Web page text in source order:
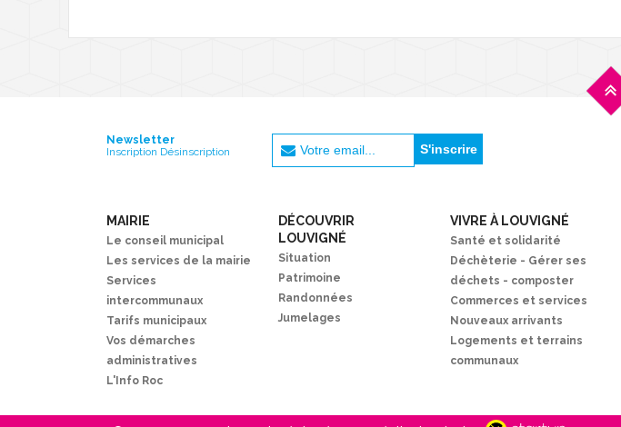
Newsletter
Inscription Désinscription
MAIRIE
Le conseil municipal
Les services de la mairie
Services
intercommunaux
Tarifs municipaux
Vos démarches
administratives
L'Info Roc
DÉCOUVRIR
LOUVIGNÉ
Situation
Patrimoine
Randonnées
Jumelages
VIVRE À LOUVIGNÉ
Santé et solidarité
Déchèterie - Gérer ses
déchets - composter
Commerces et services
Nouveaux arrivants
Logements et terrains
communaux